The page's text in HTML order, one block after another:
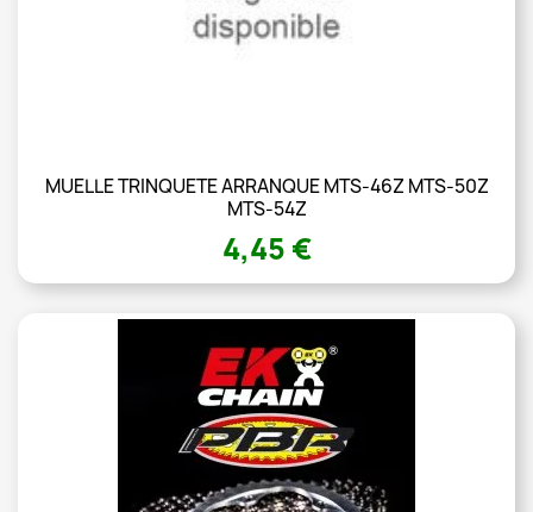
MUELLE TRINQUETE ARRANQUE MTS-46Z MTS-50Z
MTS-54Z
4,45 €